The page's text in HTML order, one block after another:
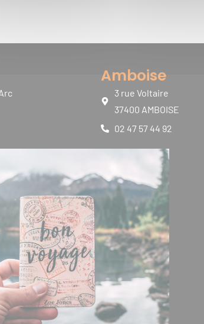
Amboise
3 rue Voltaire
37400 AMBOISE
02 47 57 44 92